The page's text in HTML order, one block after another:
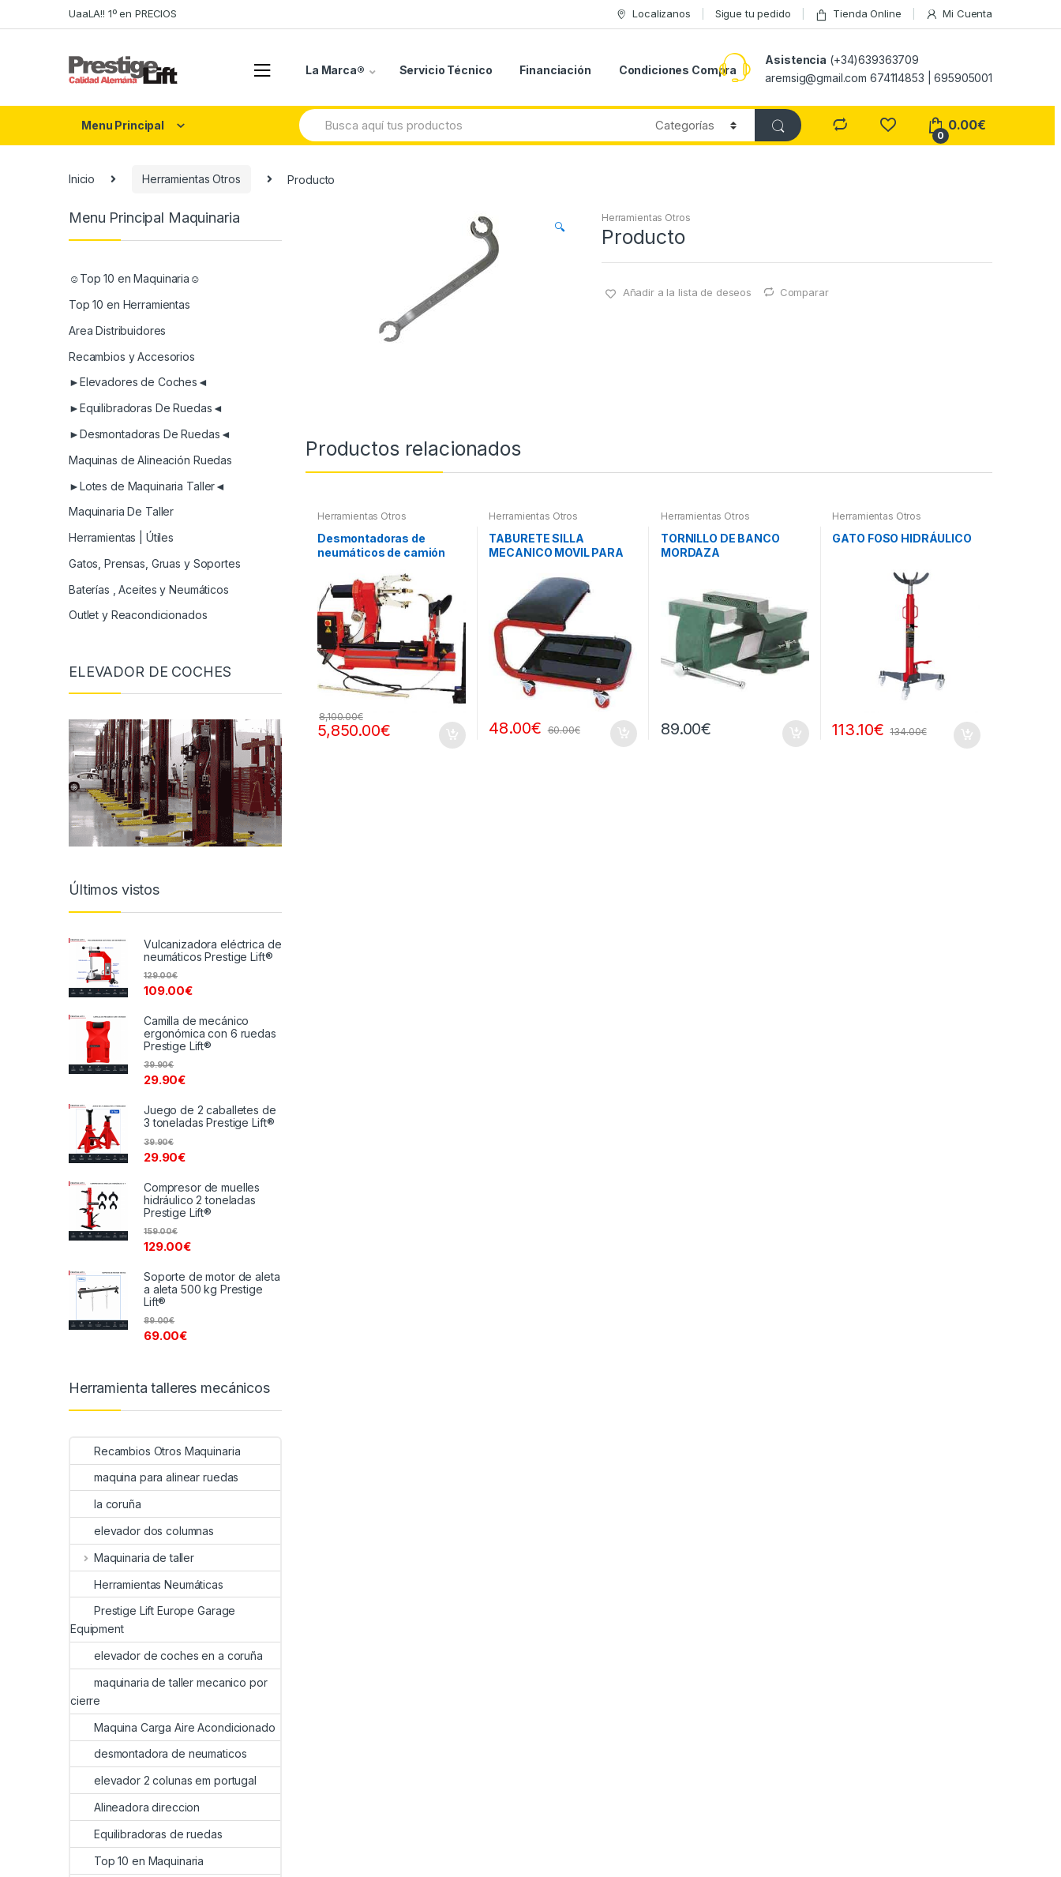
to
to
UaaLA!! 1º en PRECIOS Localizanos Sigue tu pedido Tienda Online Mi Cuenta
La Marca® Servicio Técnico Financiación Condiciones Compra
Asistencia (+34)639363709
aremsig@gmail.com 674114853 | 695905001
Menu Principal
Search
for:
0
0.00€
Inicio Herramientas Otros Producto
🔍
Herramientas Otros
Producto
Añadir a la lista de deseos Comparar
Productos relacionados
Herramientas Otros
Desmontadoras de
neumáticos de camión
5,850.00€
8,100.00€
Herramientas Otros
TABURETE SILLA
MECANICO MOVIL PARA
48.00€ 60.00€
Herramientas Otros
TORNILLO DE BANCO
MORDAZA
89.00€
Herramientas Otros
GATO FOSO HIDRÁULICO
113.10€ 134.00€
Menu Principal Maquinaria
☺Top 10 en Maquinaria☺
Top 10 en Herramientas
Area Distribuidores
Recambios y Accesorios
►Elevadores de Coches◄
►Equilibradoras De Ruedas◄
►Desmontadoras De Ruedas◄
Maquinas de Alineación Ruedas
►Lotes de Maquinaria Taller◄
Maquinaria De Taller
Herramientas | Útiles
Gatos, Prensas, Gruas y Soportes
Baterías , Aceites y Neumáticos
Outlet y Reacondicionados
ELEVADOR DE COCHES
Últimos vistos
Vulcanizadora eléctrica de
neumáticos Prestige Lift®
109.00€
129.00€
Camilla de mecánico
ergonómica con 6 ruedas
Prestige Lift®
29.90€
39.90€
Juego de 2 caballetes de
3 toneladas Prestige Lift®
29.90€
39.90€
Compresor de muelles
hidráulico 2 toneladas
Prestige Lift®
129.00€
159.00€
Soporte de motor de aleta
a aleta 500 kg Prestige
Lift®
69.00€
89.00€
Herramienta talleres mecánicos
Recambios Otros Maquinaria
maquina para alinear ruedas
la coruña
elevador dos columnas
Maquinaria de taller
Herramientas Neumáticas
Prestige Lift Europe Garage
Equipment
elevador de coches en a coruña
maquinaria de taller mecanico por
cierre
Maquina Carga Aire Acondicionado
desmontadora de neumaticos
elevador 2 colunas em portugal
Alineadora direccion
Equilibradoras de ruedas
Top 10 en Maquinaria